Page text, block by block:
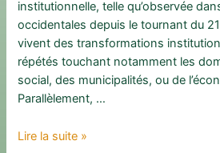
alimentation
au
cours
de
la
grossesse
pendant
institutionnelle, telle qu’observée
occidentales depuis le tournant du
vivent des transformations
répétés touchant notamment les
social, des municipalités, ou de
Parallèlement, …
Réseaux
Lire la suite »